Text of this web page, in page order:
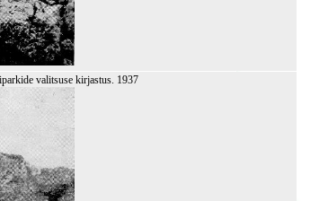
valitsuse kirjastus. 1937